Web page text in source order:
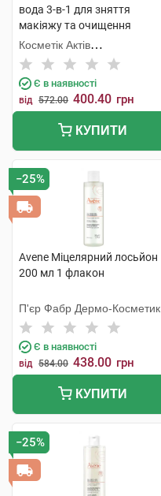
вода 3-в-1 для зняття
макіяжу та очищення
жирної чутливої шкіри
обличчя та очей 200 мл 1
флакон
Косметік Актів
Інтернаціональ
Є в наявності
від 572.00 400.40 грн
КУПИТИ
−25%
Avene Міцелярний лосьйон
200 мл 1 флакон
П'єр Фабр Дермо-Косметик
Є в наявності
від 584.00 438.00 грн
КУПИТИ
−25%